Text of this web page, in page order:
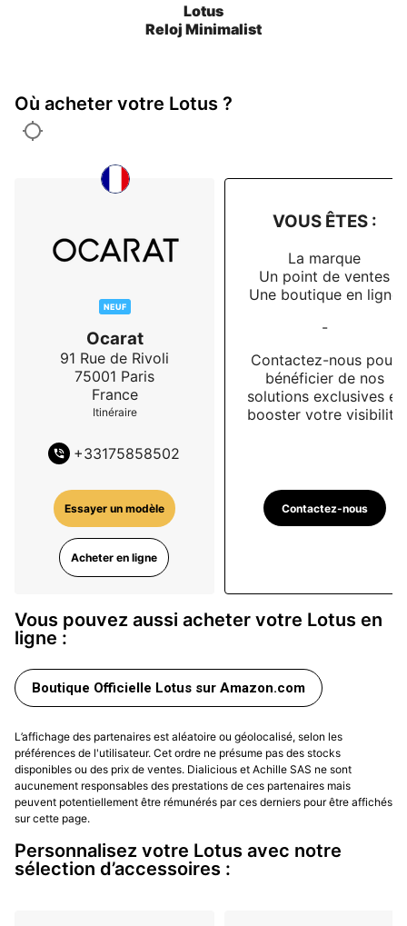
Lotus
Reloj Minimalist
Où acheter votre Lotus ?
NEUF
Ocarat
91 Rue de Rivoli
75001 Paris
France
Itinéraire
+33175858502
Essayer un modèle
Acheter en ligne
VOUS ÊTES :
La marque
Un point de ventes
Une boutique en ligne
-
Contactez-nous pour
bénéficier de nos
solutions exclusives et
booster votre visibilité
Contactez-nous
Vous pouvez aussi acheter votre Lotus en
ligne :
Boutique Officielle Lotus sur Amazon.com
L’affichage des partenaires est aléatoire ou géolocalisé, selon les
préférences de l'utilisateur. Cet ordre ne présume pas des stocks
disponibles ou des prix de ventes. Dialicious et Achille SAS ne sont
aucunement responsables des prestations de ces partenaires mais
peuvent potentiellement être rémunérés par ces derniers pour être affichés
sur cette page.
Personnalisez votre Lotus avec notre
sélection d’accessoires :